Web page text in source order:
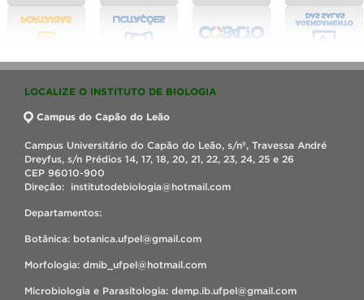
LOCALIZE O INSTITUTO DE BIOLOGIA
Campus do Capão do Leão
Campus Universitário do Capão do Leão, s/nº, Travessa André
Dreyfus, s/n Prédios 14, 17, 18, 20, 21, 22, 23, 24, 25 e 26
CEP 96010-900
Direção: institutodebiologia@hotmail.com
Departamentos:
Botânica: botanica.ufpel@gmail.com
Morfologia: dmib_ufpel@hotmail.com
Microbiologia e Parasitologia: demp.ib.ufpel@gmail.com